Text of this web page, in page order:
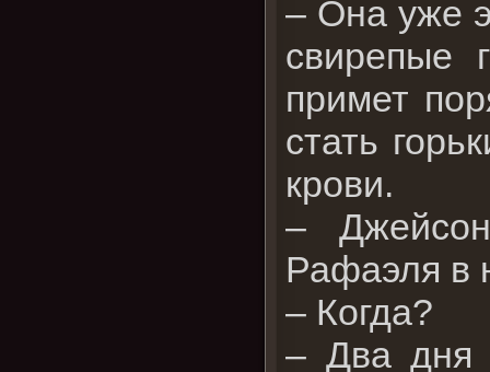
– Она уже
свирепые
примет
стать
крови.
–
Рафаэля в
– Когда?
– Два дня